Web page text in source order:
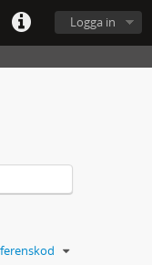
Logga in